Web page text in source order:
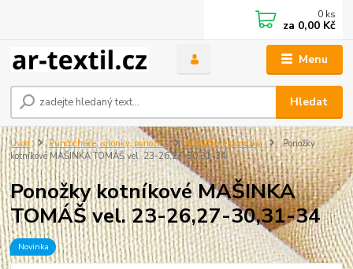
Menu
Hledat
0 ks
za 0,00 Kč
Úvod Punčocháče, silonky, ponožky Kotníčkové ponožky
Ponožky
kotníkové MAŠINKA TOMÁŠ vel. 23-26,27-30,31-34
Ponožky kotníkové MAŠINKA
TOMÁŠ vel. 23-26,27-30,31-34
Novinka